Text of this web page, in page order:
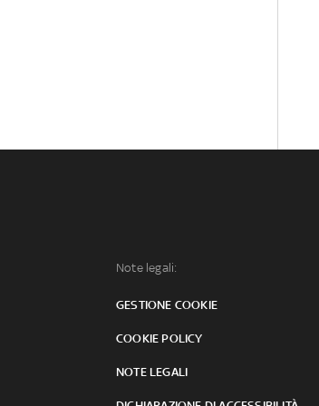
Note legali:
GESTIONE COOKIE
COOKIE POLICY
NOTE LEGALI